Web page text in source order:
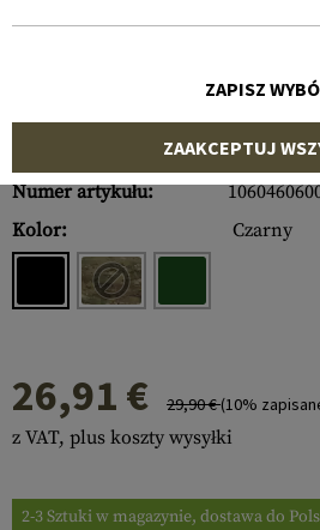
Numer artykułu:
Kolor:
Czarny
26,91 € 29,90 €(10%
z VAT, plus koszty wysyłki
2-3 Sztuki w magazynie, dostawa do
ZAPISZ
ZAAKCEPTUJ